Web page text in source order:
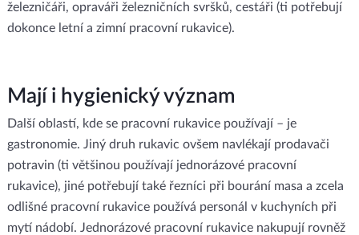
železničáři, opraváři železničních svršků, cestáři (ti potřebují
dokonce letní a zimní pracovní rukavice).
Mají i hygienický význam
Další oblastí, kde se pracovní rukavice používají – je
gastronomie. Jiný druh rukavic ovšem navlékají prodavači
potravin (ti většinou používají jednorázové pracovní
rukavice), jiné potřebují také řezníci při bourání masa a zcela
odlišné pracovní rukavice používá personál v kuchyních při
mytí nádobí. Jednorázové pracovní rukavice nakupují rovněž